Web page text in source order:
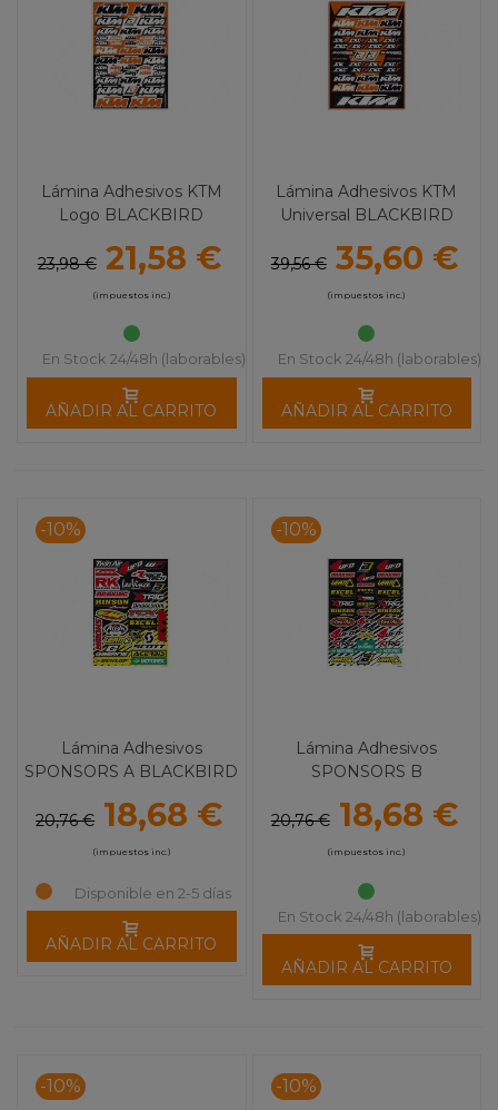
Lámina Adhesivos KTM
Logo BLACKBIRD
23,98 € 21,58 €
(impuestos inc.)
En Stock 24/48h (laborables)
AÑADIR AL CARRITO
Lámina Adhesivos KTM
Universal BLACKBIRD
39,56 € 35,60 €
(impuestos inc.)
En Stock 24/48h (laborables)
AÑADIR AL CARRITO
-10%
Lámina Adhesivos
SPONSORS A BLACKBIRD
20,76 € 18,68 €
(impuestos inc.)
Disponible en 2-5 días
AÑADIR AL CARRITO
-10%
Lámina Adhesivos
SPONSORS B
20,76 € 18,68 €
(impuestos inc.)
En Stock 24/48h (laborables)
AÑADIR AL CARRITO
-10% -10%